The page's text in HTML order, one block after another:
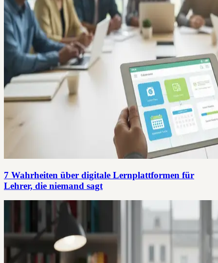
7 Wahrheiten über digitale Lernplattformen für
Lehrer, die niemand sagt